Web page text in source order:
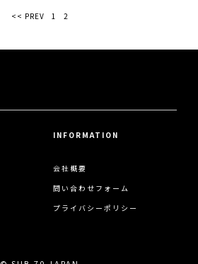
<< PREV 1 2
INFORMATION
会社概要
問い合わせフォーム
プライバシーポリシー